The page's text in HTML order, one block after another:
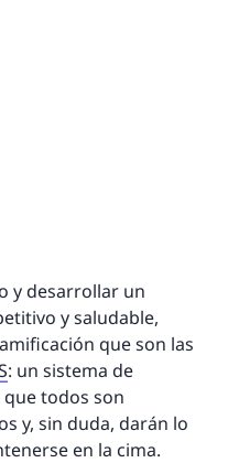
y desarrollar un
y saludable,
que son las
: un sistema de
todos son
y, sin duda, darán lo
en la cima.